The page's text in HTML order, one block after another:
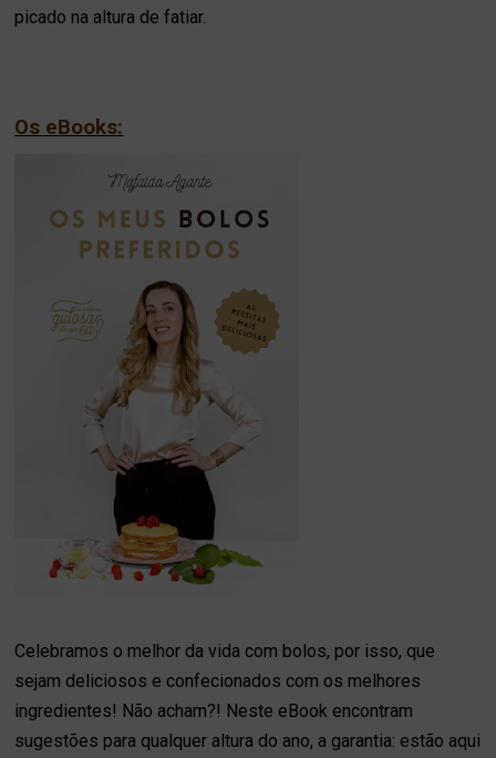
picado na altura de fatiar.
Os eBooks:
Celebramos o melhor da vida com bolos, por isso, que
sejam deliciosos e confecionados com os melhores
ingredientes! Não acham?! Neste eBook encontram
sugestões para qualquer altura do ano, a garantia: estão aqui